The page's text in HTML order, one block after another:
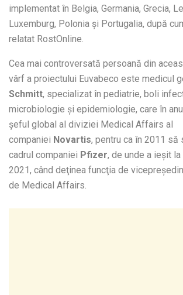
implementat în Belgia, Germania, Grecia,
Luxemburg, Polonia şi Portugalia, după
relatat RostOnline.
Cea mai controversată persoană din
vârf a proiectului Euvabeco este medicul
Schmitt, specializat în pediatrie, boli
microbiologie şi epidemiologie, care în
şeful global al diviziei Medical Affairs al
companiei Novartis, pentru ca în 2011 să
cadrul companiei Pfizer, de unde a ieşit
2021, când deţinea funcţia de
de Medical Affairs.